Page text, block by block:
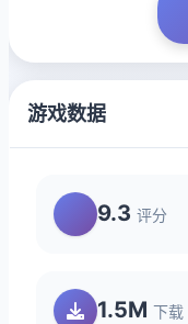
游戏数据
9.3 评分
1.5M 下载